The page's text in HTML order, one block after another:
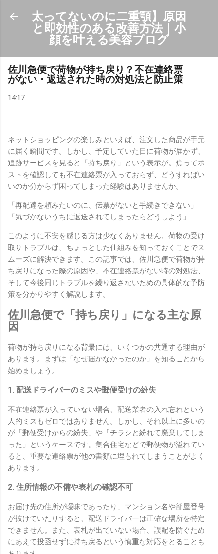
スキップしてメイン コンテンツに移動
太ってないのに二重顎】原因
と即効性のある改善方法｜小
顔を叶える美容ブログ
佐川急便で荷物が持ち戻り？不在連絡票
がない・返送された時の対処法と防止策
14:17
ネットショッピングの楽しみといえば、注文した商品が手元
に届く瞬間です。しかし、予定していた日に荷物が届かず、
追跡サービスを見ると「持ち戻り」という表示が。焦ってポ
ストを確認しても不在連絡票が入っておらず、どうすればい
いのか分からず困ってしまった経験はありませんか。
「再配達を頼みたいのに、伝票がないと手続きできない」
「気づかないうちに返送されてしまったらどうしよう」
このように不安を感じる方は少なくありません。荷物の受け
取りトラブルは、ちょっとした仕組みを知っておくことでス
ムーズに解決できます。この記事では、佐川急便で荷物が持
ち戻りになった際の原因や、不在連絡票がない時の対処法、
そして今後同じトラブルを繰り返さないための具体的な予防
策を分かりやすく解説します。
佐川急便で「持ち戻り」になる主な原
因
荷物が持ち戻りになる背景には、いくつかの共通する理由が
あります。まずは「なぜ届かなかったのか」を知ることから
始めましょう。
1. 配送ドライバーのミスや郵便受けの紛失
不在連絡票が入っていない場合、配送業者の入れ忘れという
人的ミスもゼロではありません。しかし、それ以上に多いの
が「郵便受けからの紛失」や「チラシと紛れて廃棄してしま
った」というケースです。集合住宅などで郵便物が溢れてい
ると、重要な連絡票が他の書類に埋もれてしまうことがよく
あります。
2. 住所情報の不備や表札の確認不可
お届け先の住所が曖昧であったり、マンション名や部屋番号
が抜けていたりすると、配送ドライバーは正確な場所を特定
できません。また、表札が出ていない場合、誤配を防ぐため
にあえて投函せずに持ち戻るという慎重な対応をとることも